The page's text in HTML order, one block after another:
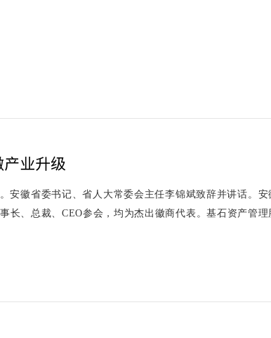
业升级
安徽省委书记、省人大常委会主任李锦斌致辞并讲话。安
长、总裁、CEO参会，均为杰出徽商代表。基石资产管理